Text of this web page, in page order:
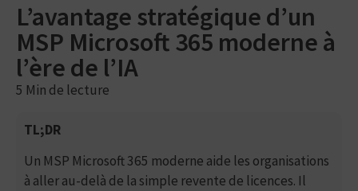
L’avantage stratégique d’un
MSP Microsoft 365 moderne à
l’ère de l’IA
5 Min de lecture
TL;DR
Un MSP Microsoft 365 moderne aide les organisations
à aller au-delà de la simple revente de licences. Il